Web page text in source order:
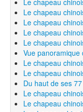
Le chapeau
Le chapeau
Le chapeau
Le chapeau
Vue
Le chapeau
Le chapeau
Du haut de ses
Le chapeau
Le chapeau